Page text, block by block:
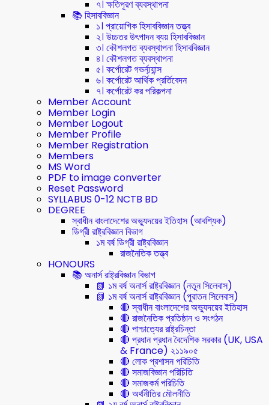
৭। ক্ষতিপূরণ ব্যবস্থাপনা
📚 হিসাববিজ্ঞান
১। প্রায়োগিক হিসাববিজ্ঞান তত্ত্ব
২। উচ্চতর উৎপাদন ব্যয় হিসাববিজ্ঞান
৩। কৌশলগত ব্যবস্থাপনা হিসাববিজ্ঞান
৪। কৌশলগত ব্যবস্থাপনা
৫। কর্পোরেট গভর্ন্য্যান্স
৬। কর্পোরেট আর্থিক প্রর্তিবেদন
৭। কর্পোরেট কর পরিকল্পনা
Member Account
Member Login
Member Logout
Member Profile
Member Registration
Members
MS Word
PDF to image converter
Reset Password
SYLLABUS 0-12 NCTB BD
DEGREE
স্বাধীন বাংলাদেশের অভ্যুদয়ের ইতিহাস (আবশ্যিক)
ডিগ্রী রাষ্ট্রবিজ্ঞান বিভাগ
১ম বর্ষ ডিগ্রী রাষ্ট্রবিজ্ঞান
রাজনৈতিক তত্ত্ব
HONOURS
📚 অনার্স রাষ্ট্রবিজ্ঞান বিভাগ
📗 ১ম বর্ষ অনার্স রাষ্ট্রবিজ্ঞান (নতুন সিলেবাস)
📗 ১ম বর্ষ অনার্স রাষ্ট্রবিজ্ঞান (পুরাতন সিলেবাস)
🔴 স্বাধীন বাংলাদেশের অভ্যুদয়ের ইতিহাস
🔴 রাজনৈতিক প্রতিষ্ঠান ও সংগঠন
🔴 পাশ্চাত্যের রাষ্ট্রচিন্তা
🔴 প্রধান প্রধান বৈদেশিক সরকার (UK, USA
& France) ২১১৯০৫
🔴 লোক প্রশাসন পরিচিতি
🔴 সমাজবিজ্ঞান পরিচিতি
🔴 সমাজকর্ম পরিচিতি
🔴 অর্থনীতির মৌলনীতি